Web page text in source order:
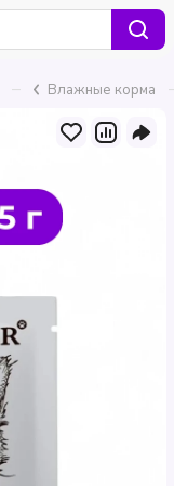
– Влажные корма